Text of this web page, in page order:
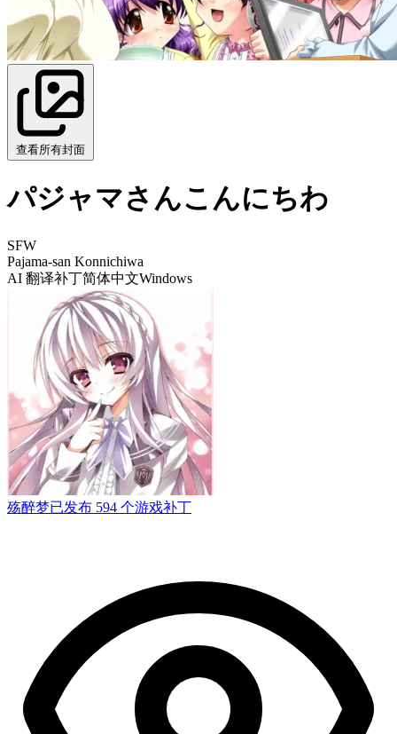
查看所有封面
パジャマさんこんにちわ
SFW
Pajama-san Konnichiwa
AI 翻译补丁简体中文Windows
殇醉梦已发布 594 个游戏补丁